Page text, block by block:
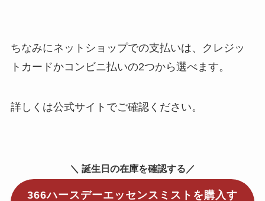
ちなみにネットショップでの支払いは、クレジッ
トカードかコンビニ払いの2つから選べます。
詳しくは公式サイトでご確認ください。
＼ 誕生日の在庫を確認する／
366ハースデーエッセンスミストを購入す